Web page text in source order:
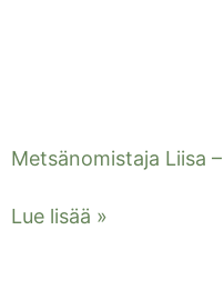
Metsänomistaja Liisa
Lue lisää »